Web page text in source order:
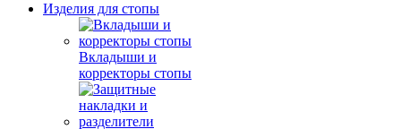
Изделия для стопы
Вкладыши и
корректоры стопы